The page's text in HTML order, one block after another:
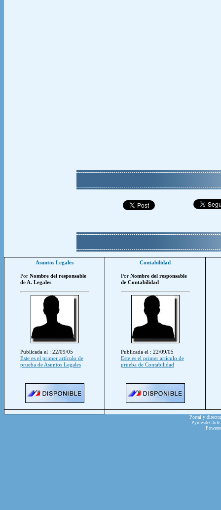
Asuntos Legales
Por Nombre del responsable
de A. Legales
Publicada el : 22/09/05
Este es el primer artículo de
prueba de Asuntos Legales
Contabilidad
Por Nombre del responsable
de Contabilidad
Publicada el : 22/09/05
Este es el primer artículo de
prueba de Contabilidad
Portal y